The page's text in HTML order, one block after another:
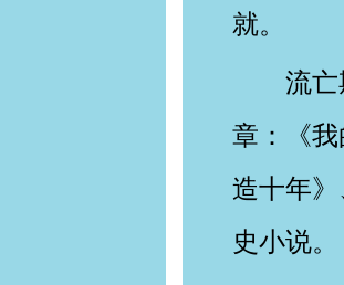
就。
流
章：《
造十年
史小说。